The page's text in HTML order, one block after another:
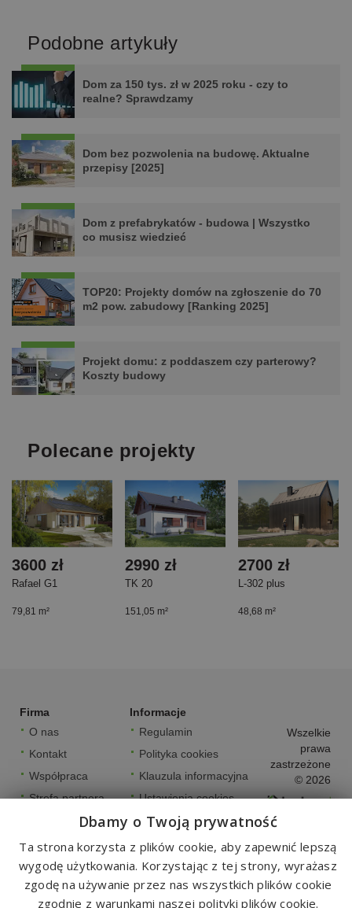
Podobne artykuły
Dom za 150 tys. zł w 2025 roku - czy to
realne? Sprawdzamy
Dom bez pozwolenia na budowę. Aktualne
przepisy [2025]
Dom z prefabrykatów - budowa | Wszystko
co musisz wiedzieć
TOP20: Projekty domów na zgłoszenie do 70
m2 pow. zabudowy [Ranking 2025]
Projekt domu: z poddaszem czy parterowy?
Koszty budowy
Polecane projekty
Rafael G1
79,81 m²
3600 zł
TK 20
151,05 m²
2990 zł
L-302 plus
48,68 m²
2700 zł
Firma
O nas
Kontakt
Współpraca
Strefa partnera
Informacje
Regulamin
Polityka cookies
Klauzula informacyjna
Ustawienia cookies
FAQ
Wszelkie
prawa
zastrzeżone
© 2026
Dbamy o Twoją prywatność
Ta strona korzysta z plików cookie, aby zapewnić lepszą
wygodę użytkowania. Korzystając z tej strony, wyrażasz
zgodę na używanie przez nas wszystkich plików cookie
zgodnie z warunkami naszej polityki plików cookie.